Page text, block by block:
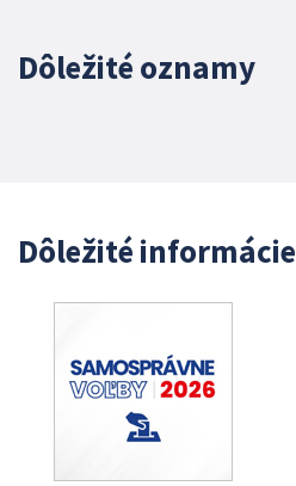
Dôležité oznamy
Dôležité informácie